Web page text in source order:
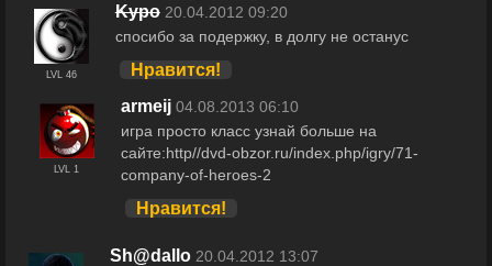
LVL 46
Kypo 20.04.2012 09:20
спосибо за подержку, в долгу не останус
Нравится!
LVL 1
armeij 04.08.2013 06:10
игра просто класс узнай больше на
сайте:http//dvd-obzor.ru/index.php/igry/71-
company-of-heroes-2
Нравится!
Sh@dallo 20.04.2012 13:07